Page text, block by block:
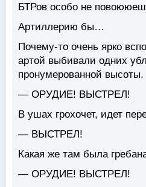
БТРов особо не
Артиллерию бы…
Почему-то очень ярко
артой выбивали одних
пронумерованной высоты.
— ОРУДИЕ! ВЫСТРЕЛ!
В ушах грохочет, идет
— ВЫСТРЕЛ!
Какая же там была
— ОРУДИЕ! ВЫСТРЕЛ!